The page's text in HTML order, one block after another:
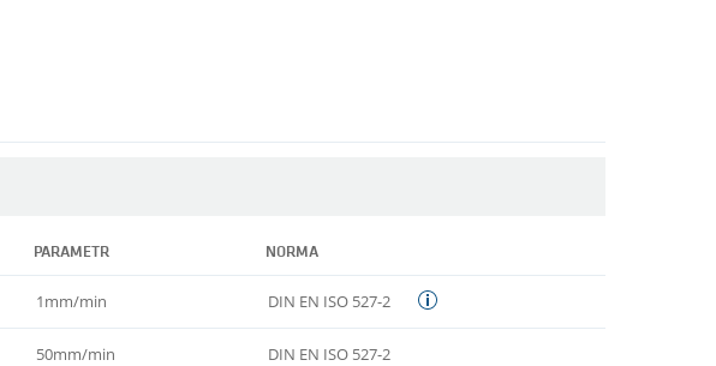
PARAMETR NORMA
1mm/min DIN EN ISO 527-2
50mm/min DIN EN ISO 527-2